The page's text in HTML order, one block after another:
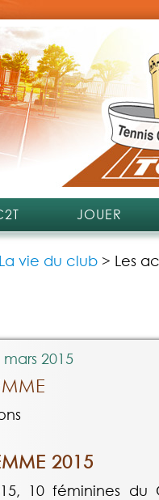
JOUER
La vie du club > Les
2015
2015
10 féminines du